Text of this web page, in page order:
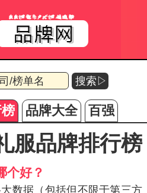
搜索▷
品牌大全 百强
服品牌排行榜
个好？
数据（包括但不限于第三方